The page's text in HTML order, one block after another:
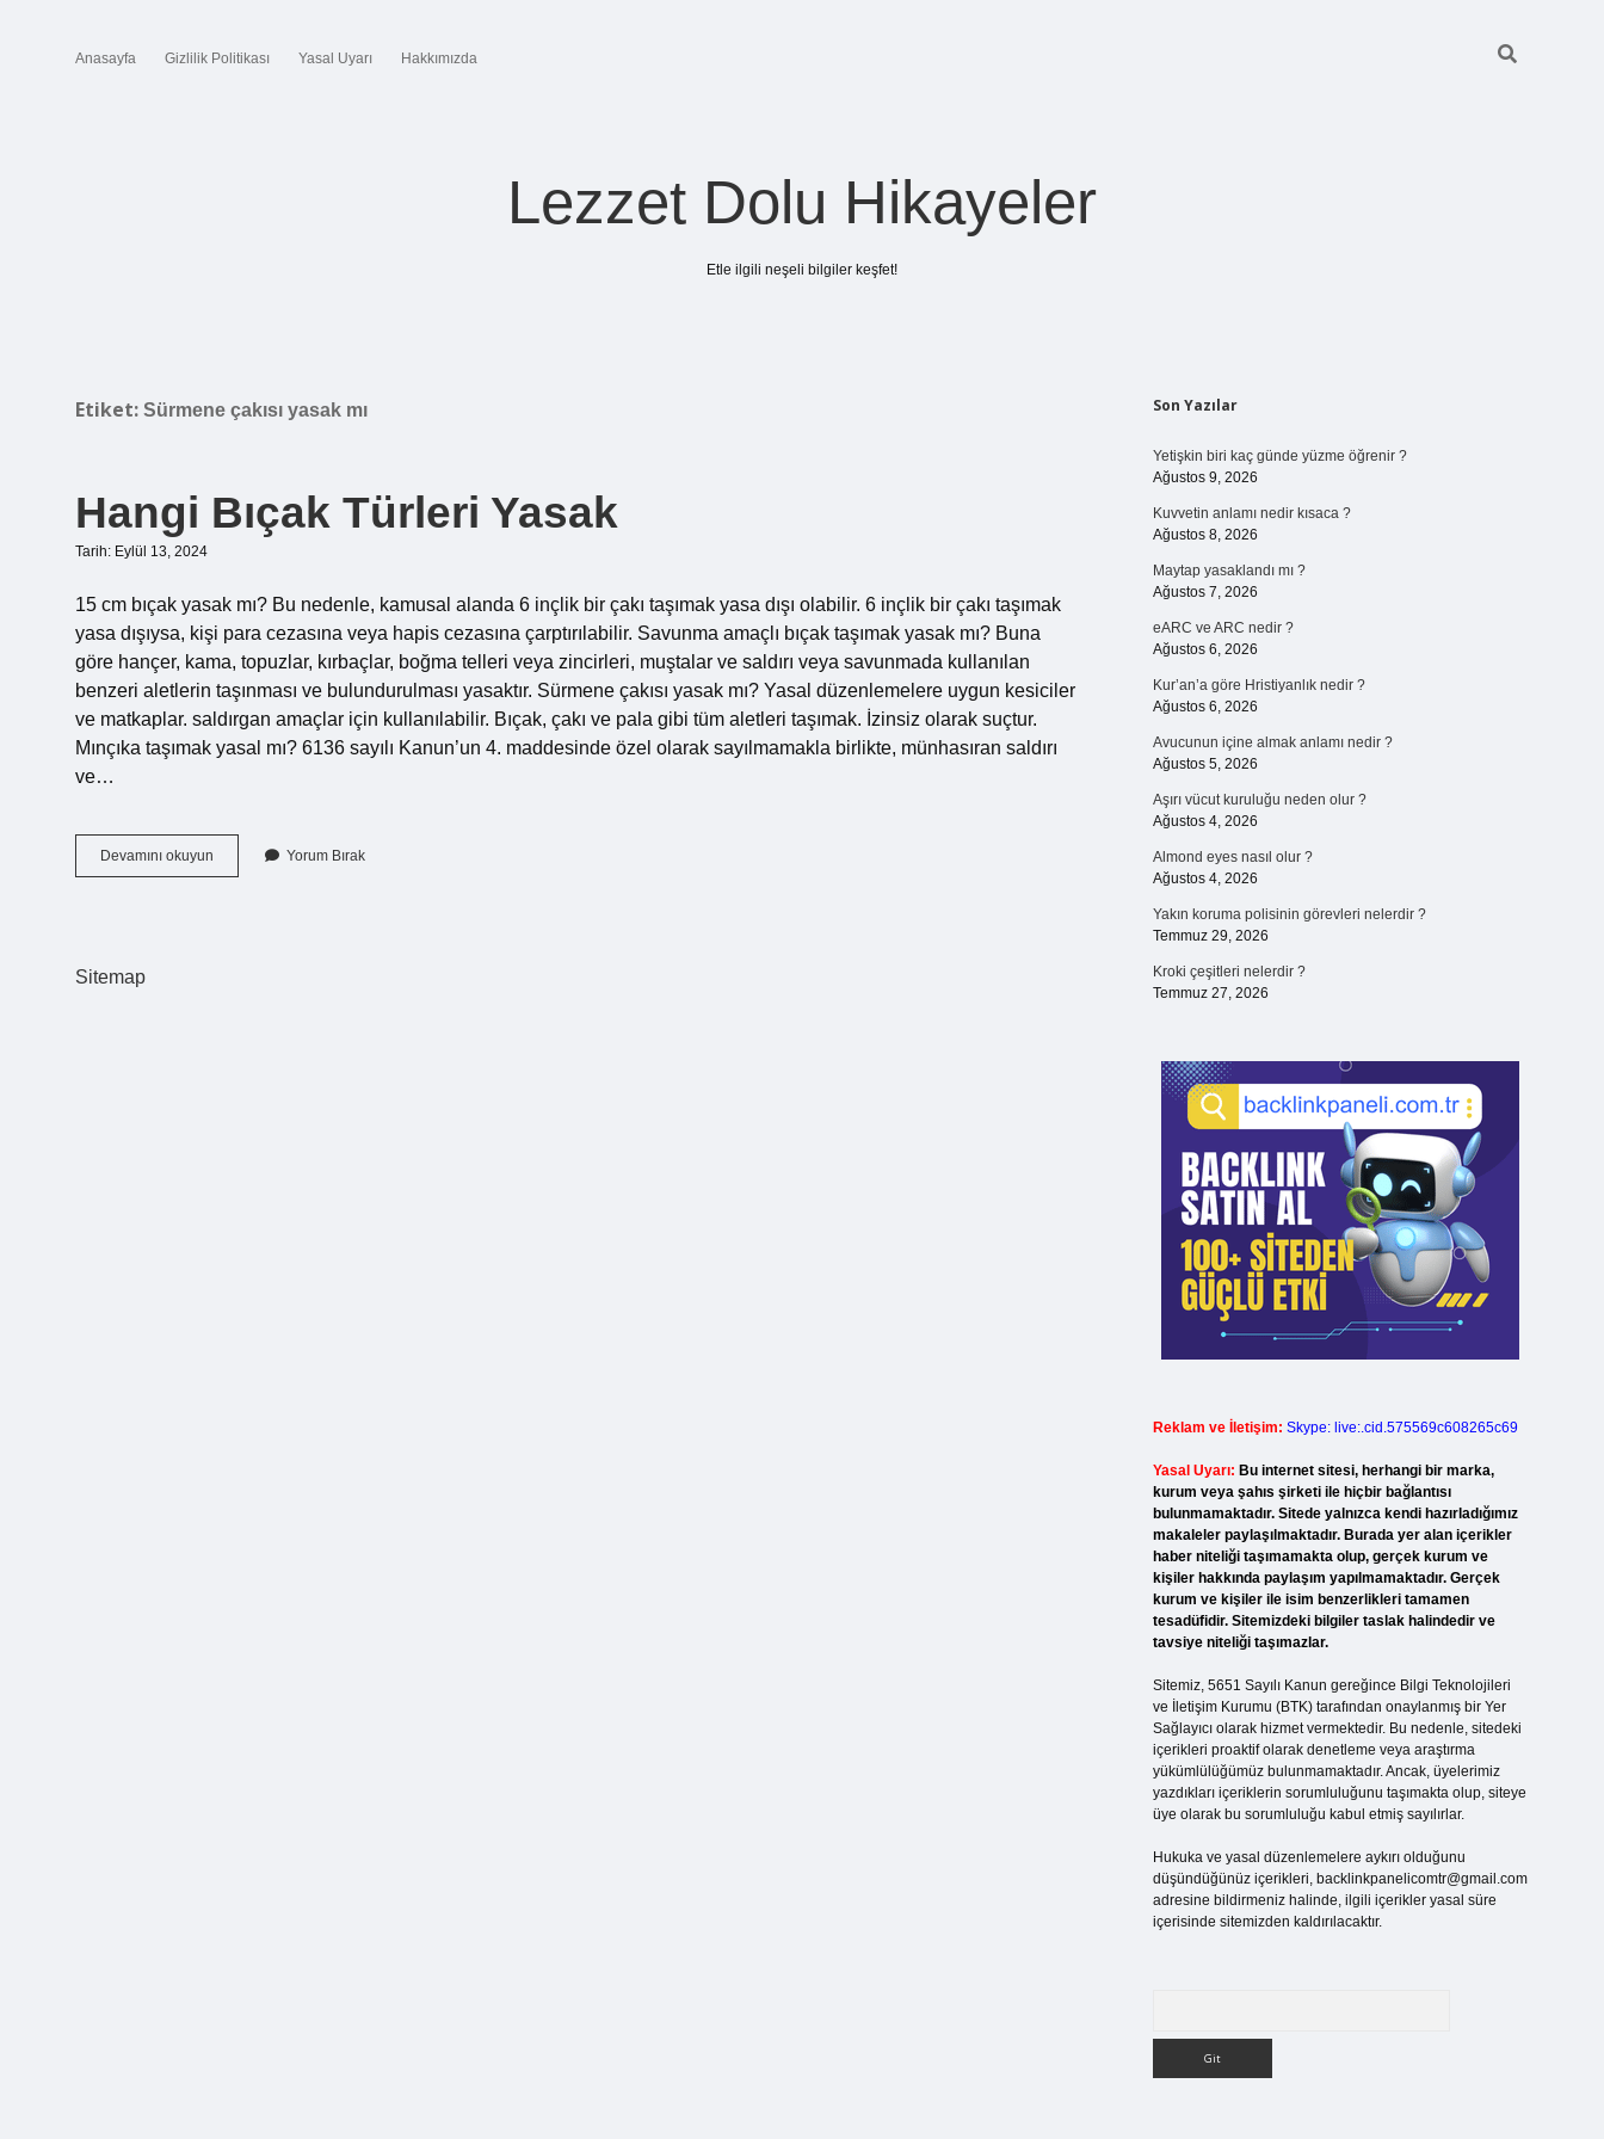
Anasayfa Gizlilik Politikası Yasal Uyarı Hakkımızda
Lezzet Dolu Hikayeler
Etle ilgili neşeli bilgiler keşfet!
Etiket: Sürmene çakısı yasak mı
Hangi Bıçak Türleri Yasak
Tarih: Eylül 13, 2024
15 cm bıçak yasak mı? Bu nedenle, kamusal alanda 6 inçlik bir çakı taşımak yasa dışı olabilir. 6 inçlik bir çakı taşımak
yasa dışıysa, kişi para cezasına veya hapis cezasına çarptırılabilir. Savunma amaçlı bıçak taşımak yasak mı? Buna
göre hançer, kama, topuzlar, kırbaçlar, boğma telleri veya zincirleri, muştalar ve saldırı veya savunmada kullanılan
benzeri aletlerin taşınması ve bulundurulması yasaktır. Sürmene çakısı yasak mı? Yasal düzenlemelere uygun kesiciler
ve matkaplar. saldırgan amaçlar için kullanılabilir. Bıçak, çakı ve pala gibi tüm aletleri taşımak. İzinsiz olarak suçtur.
Mınçıka taşımak yasal mı? 6136 sayılı Kanun’un 4. maddesinde özel olarak sayılmamakla birlikte, münhasıran saldırı
ve…
Devamını okuyun
Bıçak
Yorum Bırak
Sitemap
Sidebar
Son Yazılar
Yetişkin biri kaç günde yüzme öğrenir ?
Ağustos 9, 2026
Kuvvetin anlamı nedir kısaca ?
Ağustos 8, 2026
Maytap yasaklandı mı ?
Ağustos 7, 2026
eARC ve ARC nedir ?
Ağustos 6, 2026
Kur’an’a göre Hristiyanlık nedir ?
Ağustos 6, 2026
Avucunun içine almak anlamı nedir ?
Ağustos 5, 2026
Aşırı vücut kuruluğu neden olur ?
Ağustos 4, 2026
Almond eyes nasıl olur ?
Ağustos 4, 2026
Yakın koruma polisinin görevleri nelerdir ?
Temmuz 29, 2026
Kroki çeşitleri nelerdir ?
Temmuz 27, 2026
Reklam ve İletişim: Skype: live:.cid.575569c608265c69
Yasal Uyarı: Bu internet sitesi, herhangi bir marka,
kurum veya şahıs şirketi ile hiçbir bağlantısı
bulunmamaktadır. Sitede yalnızca kendi hazırladığımız
makaleler paylaşılmaktadır. Burada yer alan içerikler
haber niteliği taşımamakta olup, gerçek kurum ve
kişiler hakkında paylaşım yapılmamaktadır. Gerçek
kurum ve kişiler ile isim benzerlikleri tamamen
tesadüfidir. Sitemizdeki bilgiler taslak halindedir ve
tavsiye niteliği taşımazlar.
Sitemiz, 5651 Sayılı Kanun gereğince Bilgi Teknolojileri
ve İletişim Kurumu (BTK) tarafından onaylanmış bir Yer
Sağlayıcı olarak hizmet vermektedir. Bu nedenle, sitedeki
içerikleri proaktif olarak denetleme veya araştırma
yükümlülüğümüz bulunmamaktadır. Ancak, üyelerimiz
yazdıkları içeriklerin sorumluluğunu taşımakta olup, siteye
üye olarak bu sorumluluğu kabul etmiş sayılırlar.
Hukuka ve yasal düzenlemelere aykırı olduğunu
düşündüğünüz içerikleri, backlinkpanelicomtr@gmail.com
adresine bildirmeniz halinde, ilgili içerikler yasal süre
içerisinde sitemizden kaldırılacaktır.